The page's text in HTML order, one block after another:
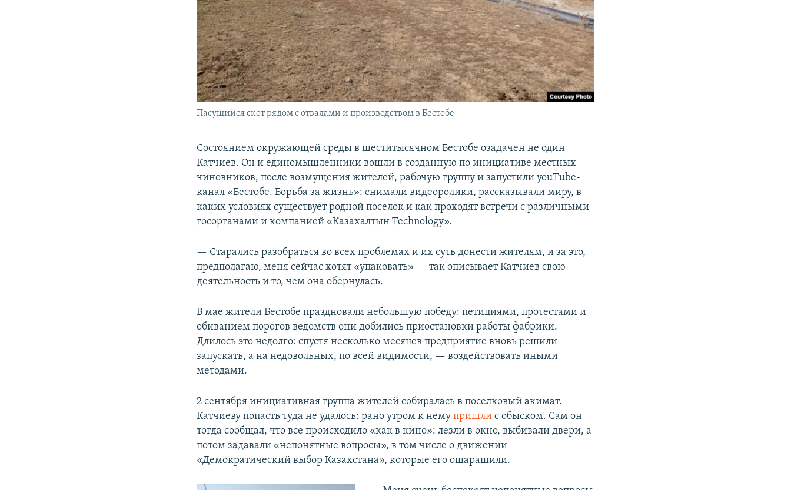
Пасущийся скот рядом с отвалами и производством в Бестобе
Состоянием окружающей среды в шеститысячном Бестобе озадачен не один
Катчиев. Он и единомышленники вошли в созданную по инициативе местных
чиновников, после возмущения жителей, рабочую группу и запустили youTube-
канал «Бестобе. Борьба за жизнь»: снимали видеоролики, рассказывали миру, в
каких условиях существует родной поселок и как проходят встречи с различными
госорганами и компанией «Казахалтын Technology».
— Старались разобраться во всех проблемах и их суть донести жителям, и за это,
предполагаю, меня сейчас хотят «упаковать» — так описывает Катчиев свою
деятельность и то, чем она обернулась.
В мае жители Бестобе праздновали небольшую победу: петициями, протестами и
обиванием порогов ведомств они добились приостановки работы фабрики.
Длилось это недолго: спустя несколько месяцев предприятие вновь решили
запускать, а на недовольных, по всей видимости, — воздействовать иными
методами.
2 сентября инициативная группа жителей собиралась в поселковый акимат.
Катчиеву попасть туда не удалось: рано утром к нему пришли с обыском. Сам он
тогда сообщал, что все происходило «как в кино»: лезли в окно, выбивали двери, а
потом задавали «непонятные вопросы», в том числе о движении
«Демократический выбор Казахстана», которые его ошарашили.